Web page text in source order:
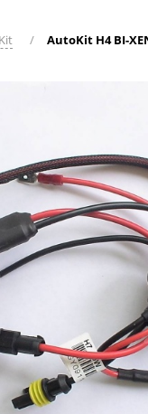
/ AutoKit H4 BI-